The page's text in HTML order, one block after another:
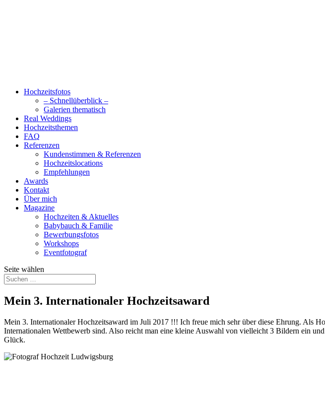
Hochzeitsfotos
– Schnellüberblick –
Galerien thematisch
Real Weddings
Hochzeitsthemen
FAQ
Referenzen
Kundenstimmen & Referenzen
Hochzeitslocations
Empfehlungen
Awards
Kontakt
Über mich
Magazine
Hochzeiten & Aktuelles
Babybauch & Familie
Bewerbungsfotos
Workshops
Eventfotograf
Seite wählen
Mein 3. Internationaler Hochzeitsaward
Mein 3. Internationaler Hochzeitsaward im Juli 2017 !!! Ich freue mich sehr über diese Ehrung. Als
Internationalen Wettbewerb sind. Also reicht man eine kleine Auswahl von vielleicht 3 Bildern ein
Glück.